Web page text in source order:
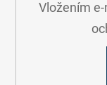
Vložením